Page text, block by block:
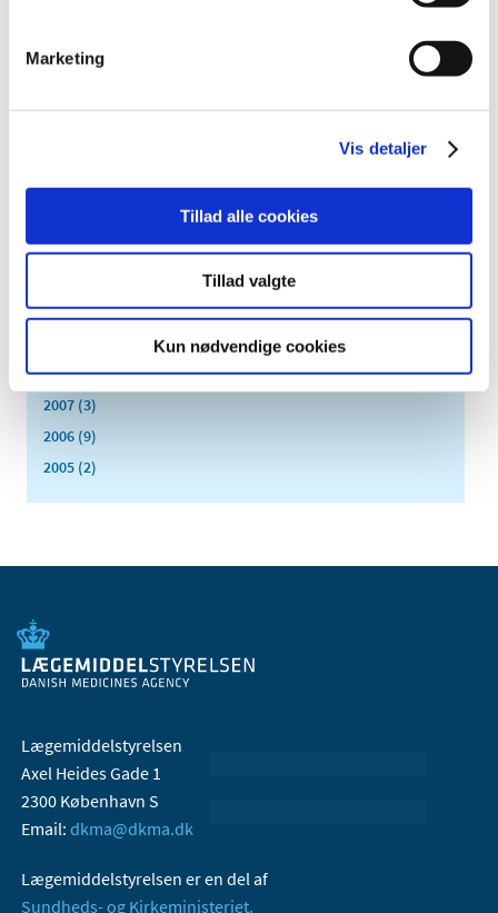
Marketing
Vis detaljer
Tillad alle cookies
Tillad valgte
Kun nødvendige cookies
juni (2)
februar (4)
2012 (44)
2010 (7)
2008 (8)
2007 (3)
2006 (9)
2005 (2)
Lægemiddelstyrelsen
Axel Heides Gade 1
2300 København S
Email: dkma@dkma.dk
Lægemiddelstyrelsen er en del af
Sundheds- og Kirkeministeriet.